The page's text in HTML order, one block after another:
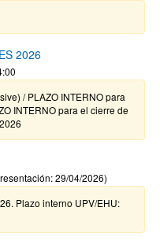
2026
/ PLAZO INTERNO para
INTERNO para el cierre de
29/04/2026)
Plazo interno UPV/EHU: